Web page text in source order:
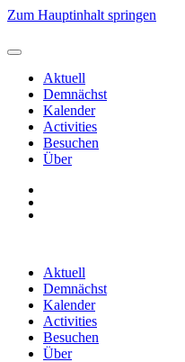
Zum Hauptinhalt springen
Aktuell
Demnächst
Kalender
Activities
Besuchen
Über
Aktuell
Demnächst
Kalender
Activities
Besuchen
Über